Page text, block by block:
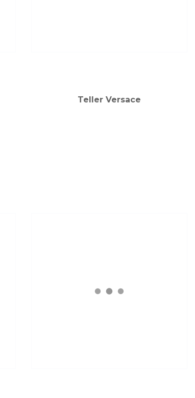
Teller Versace